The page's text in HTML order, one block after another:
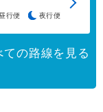
行便 夜行便
ての路線を見る